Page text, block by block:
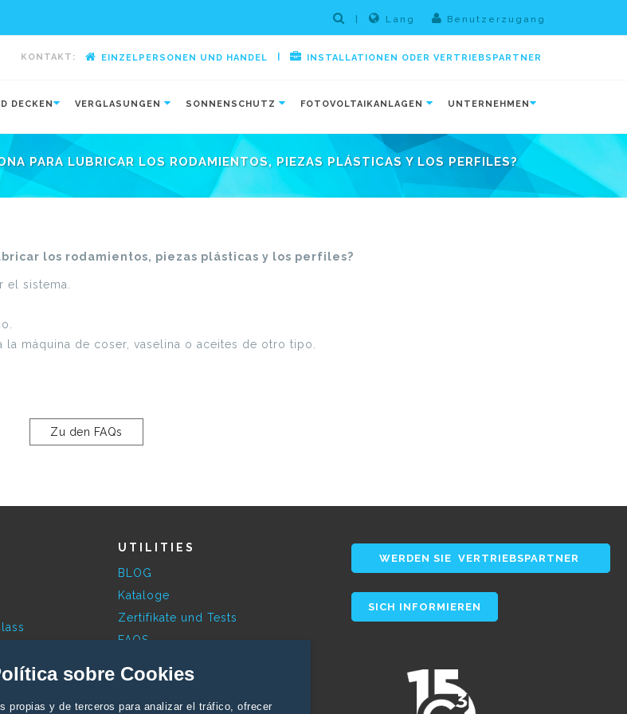
sobre Cookies
propias y de terceros para analizar el tráfico, ofrecer
Benutzerzugang
Lang
KONTAKT: EINZELPERSONEN UND HANDEL INSTALLATIONEN ODER VERTRIEBSPARTNER
DECKEN VERGLASUNGEN SONNENSCHUTZ FOTOVOLTAIKANLAGEN UNTERNEHMEN
PARA LUBRICAR LOS RODAMIENTOS, PIEZAS PLÁSTICAS Y LOS PERFILES?
los rodamientos, piezas plásticas y los perfiles?
el sistema.
máquina de coser, vaselina o aceites de otro tipo.
Zu den FAQs
UTILITIES
BLOG
Kataloge
Zertifikate und Tests
FAQS
Kontakt Geschäftskunden
Kontakt Privatkunden
WERDEN SIE VERTRIEBSPARTNER
SICH INFORMIEREN